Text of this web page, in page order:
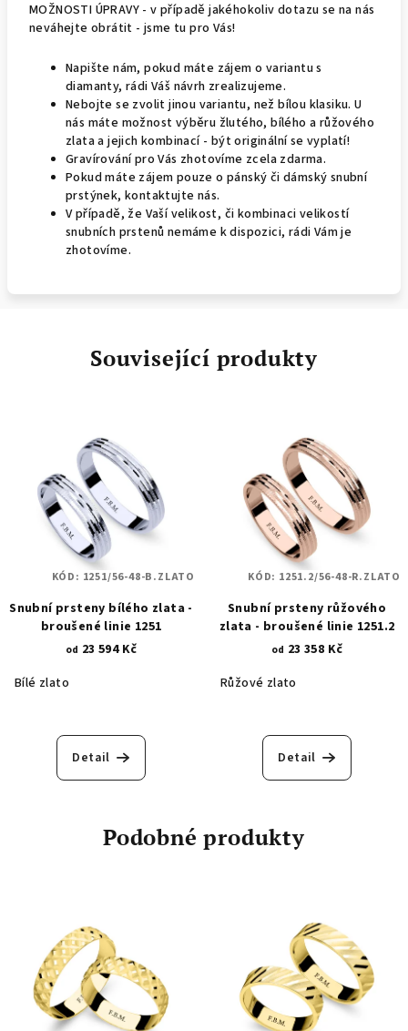
MOŽNOSTI ÚPRAVY - v případě jakéhokoliv dotazu se na nás
neváhejte obrátit - jsme tu pro Vás!
Napište nám, pokud máte zájem o variantu s
diamanty, rádi Váš návrh zrealizujeme.
Nebojte se zvolit jinou variantu, než bílou klasiku. U
nás máte možnost výběru žlutého, bílého a růžového
zlata a jejich kombinací - být originální se vyplatí!
Gravírování pro Vás zhotovíme zcela zdarma.
Pokud máte zájem pouze o pánský či dámský snubní
prstýnek, kontaktujte nás.
V případě, že Vaší velikost, či kombinaci velikostí
snubních prstenů nemáme k dispozici, rádi Vám je
zhotovíme.
Související produkty
Snubní prsteny bílého zlata -
broušené linie 1251
od 23 594 Kč
Bílé zlato
Detail
KÓD: 1251/56-48-B.ZLATO
Snubní prsteny růžového
zlata - broušené linie 1251.2
od 23 358 Kč
Růžové zlato
Detail
KÓD: 1251.2/56-48-R.ZLATO
Podobné produkty